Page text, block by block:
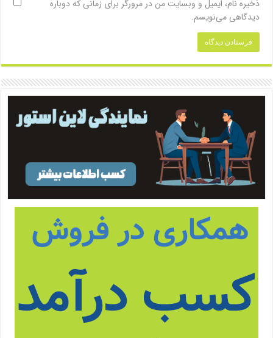
ذخیره نام، ایمیل و وبسایت من در مرورگر برای زمانی که دوباره
دیدگاهی می‌نویسم.